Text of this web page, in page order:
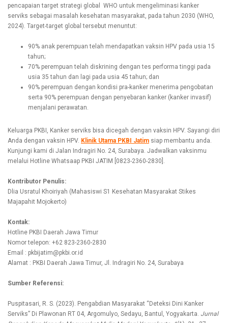
pencapaian target strategi global WHO untuk mengeliminasi kanker
serviks sebagai masalah kesehatan masyarakat, pada tahun 2030 (WHO,
2024). Target-target global tersebut menuntut:
90% anak perempuan telah mendapatkan vaksin HPV pada usia 15
tahun;
70% perempuan telah diskrining dengan tes performa tinggi pada
usia 35 tahun dan lagi pada usia 45 tahun; dan
90% perempuan dengan kondisi pra-kanker menerima pengobatan
serta 90% perempuan dengan penyebaran kanker (kanker invasif)
menjalani perawatan.
Keluarga PKBI, Kanker serviks bisa dicegah dengan vaksin HPV. Sayangi diri
Anda dengan vaksin HPV. Klinik Utama PKBI Jatim siap membantu anda.
Kunjungi kami di Jalan Indragiri No. 24, Surabaya. Jadwalkan vaksinmu
melalui Hotline Whatsaap PKBI JATIM [0823-2360-2830].
Kontributor Penulis:
Dlia Usratul Khoiriyah (Mahasiswi S1 Kesehatan Masyarakat Stikes
Majapahit Mojokerto)
Kontak:
Hotline PKBI Daerah Jawa Timur
Nomor telepon: +62 823-2360-2830
Email : pkbijatim@pkbi.or.id
Alamat : PKBI Daerah Jawa Timur, Jl. Indragiri No. 24, Surabaya
Sumber Referensi:
Puspitasari, R. S. (2023). Pengabdian Masyarakat “Deteksi Dini Kanker
Serviks” Di Plawonan RT 04, Argomulyo, Sedayu, Bantul, Yogyakarta. Jurnal